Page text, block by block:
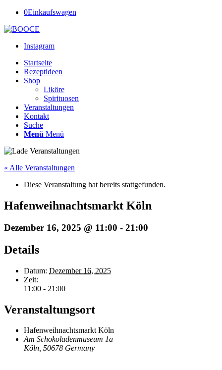
0Einkaufswagen
Instagram
Startseite
Rezeptideen
Shop
Liköre
Spirituosen
Veranstaltungen
Kontakt
Suche
Menü Menü
« Alle Veranstaltungen
Diese Veranstaltung hat bereits stattgefunden.
Hafenweihnachtsmarkt Köln
Dezember 16, 2025 @ 11:00 - 21:00
Details
Datum: Dezember 16, 2025
Zeit:
11:00 - 21:00
Veranstaltungsort
Hafenweihnachtsmarkt Köln
Am Schokoladenmuseum 1a
Köln, 50678 Germany